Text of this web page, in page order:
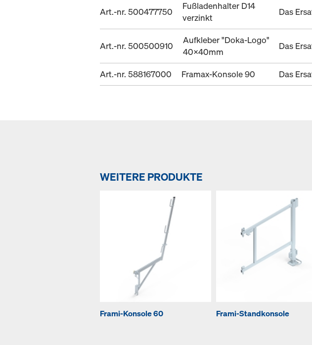
Art.-nr. 500477750
Fußladenhalter D14
verzinkt
Das
Art.-nr. 500500910
Aufkleber "Doka-Logo"
40x40mm
Das
Art.-nr. 588167000 Framax-Konsole 90 Das
WEITERE PRODUKTE
Frami-Konsole 60 Frami-Standkonsole